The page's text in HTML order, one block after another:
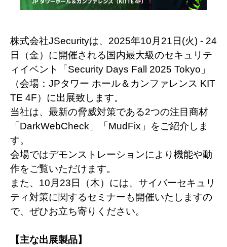
株式会社JSecurityは、2025年10月21日(火) - 24
日（金）に開催される国内最大級のセキュリテ
ィイベント「Security Days Fall 2025 Tokyo」
（会場：JPタワー ホール＆カンファレンス KIT
TE 4F）に出展致します。
当社は、最新の脅威対策である2つの注目商材
「DarkWebCheck」「MudFix」をご紹介しま
す。
会場ではデモンストレーションにより機能や動
作をご覧いただけます。
また、10月23日（木）には、サイバーセキュリ
ティ対策に関するセミナーも開催いたしますの
で、 ぜひお立ち寄りください。
【主な出展製品】